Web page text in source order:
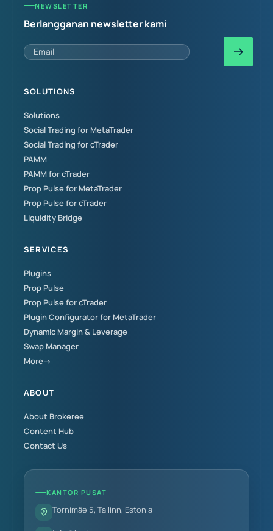
NEWSLETTER
Berlangganan newsletter kami
SOLUTIONS
Solutions
Social Trading for MetaTrader
Social Trading for cTrader
PAMM
PAMM for cTrader
Prop Pulse for MetaTrader
Prop Pulse for cTrader
Liquidity Bridge
SERVICES
Plugins
Prop Pulse
Prop Pulse for cTrader
Plugin Configurator for MetaTrader
Dynamic Margin & Leverage
Swap Manager
More→
ABOUT
About Brokeree
Content Hub
Contact Us
KANTOR PUSAT
Tornimäe 5, Tallinn, Estonia